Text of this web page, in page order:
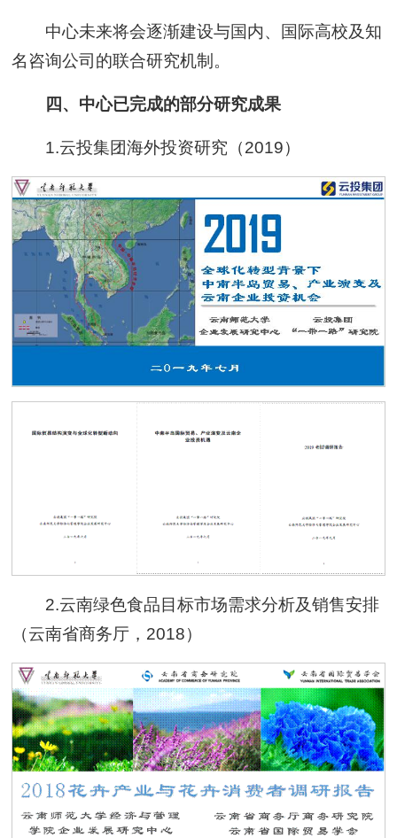
中心未来将会逐渐建设与国内、国际高校及知
名咨询公司的联合研究机制。
四、中心已完成的部分研究成果
1.云投集团海外投资研究（2019）
2.云南绿色食品目标市场需求分析及销售安排
（云南省商务厅，2018）